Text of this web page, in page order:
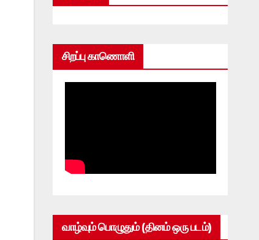
சிறப்பு காணொளி
வாழ்வும் பொழுதும் (தினம் ஒரு படம்)